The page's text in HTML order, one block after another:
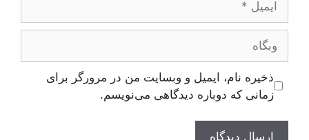
وبگاه
ذخیره نام، ایمیل و وبسایت من در مرورگر برای
زمانی که دوباره دیدگاهی می‌نویسم.